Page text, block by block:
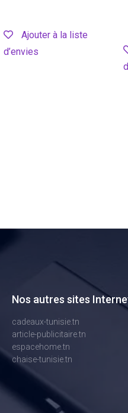
Ajouter à la liste
d’envies
Nos autres sites
cadeaux-tunisie.tn
article-publicitaire.tn
espacehome.tn
chaise-tunisie.tn